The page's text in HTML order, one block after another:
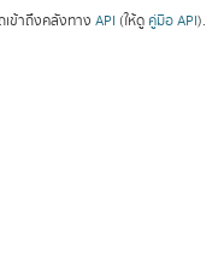
ข้าถึงคลังทาง API (ให้ดู คู่มือ API).